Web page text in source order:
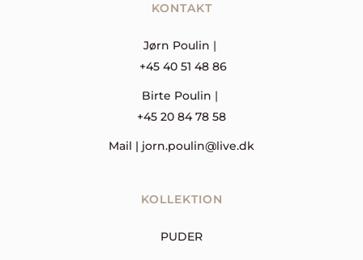
KONTAKT
Jørn Poulin |
+45 40 51 48 86
Birte Poulin |
+45 20 84 78 58
Mail | jorn.poulin@live.dk
KOLLEKTION
PUDER